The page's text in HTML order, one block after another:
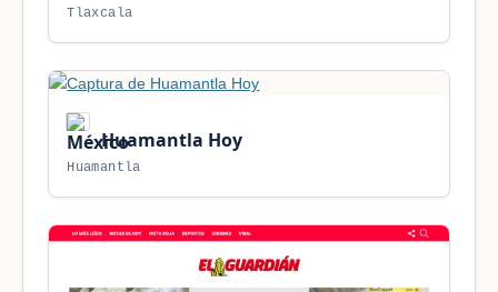
Tlaxcala
Huamantla Hoy
Huamantla